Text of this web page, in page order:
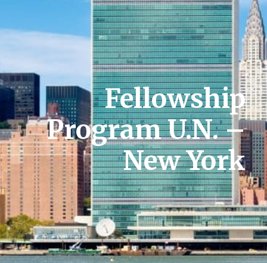
Fellowship
Program U.N. –
New York